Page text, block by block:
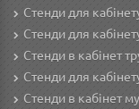
Стенди для
Стенди для
Стенди в кабінет
Cтенди для
Стенди в кабінет